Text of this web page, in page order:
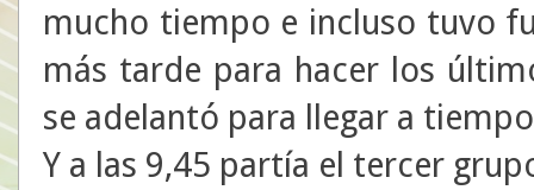
mucho tiempo e incluso tuvo
más tarde para hacer los
se adelantó para llegar a
Y a las 9,45 partía el tercer